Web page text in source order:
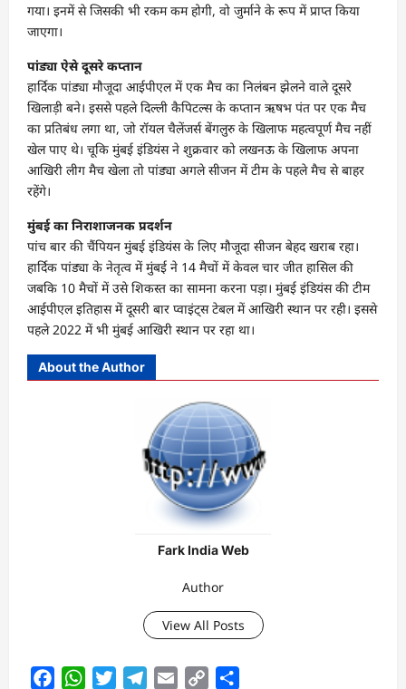
गया। इनमें से जिसकी भी रकम कम होगी, वो जुर्माने के रूप में प्राप्‍त किया
जाएगा।
पांड्या ऐसे दूसरे कप्‍तान
हार्दिक पांड्या मौजूदा आईपीएल में एक मैच का निलंबन झेलने वाले दूसरे
खिलाड़ी बने। इससे पहले दिल्‍ली कैपिटल्‍स के कप्‍तान ऋषभ पंत पर एक मैच
का प्रतिबंध लगा था, जो रॉयल चैलेंजर्स बेंगलुरु के खिलाफ महत्‍वपूर्ण मैच नहीं
खेल पाए थे। चूकि मुंबई इंडियंस ने शुक्रवार को लखनऊ के खिलाफ अपना
आखिरी लीग मैच खेला तो पांड्या अगले सीजन में टीम के पहले मैच से बाहर
रहेंगे।
मुंबई का निराशाजनक प्रदर्शन
पांच बार की चैंपियन मुंबई इंडियंस के लिए मौजूदा सीजन बेहद खराब रहा।
हार्दिक पांड्या के नेतृत्‍व में मुंबई ने 14 मैचों में केवल चार जीत हासिल की
जबकि 10 मैचों में उसे शिकस्‍त का सामना करना पड़ा। मुंबई इंडियंस की टीम
आईपीएल इतिहास में दूसरी बार प्‍वाइंट्स टेबल में आखिरी स्‍थान पर रही। इससे
पहले 2022 में भी मुंबई आखिरी स्‍थान पर रहा था।
About the Author
Fark India Web
Author
View All Posts
FacebookWhatsAppTwitterTelegram
Email
Copy